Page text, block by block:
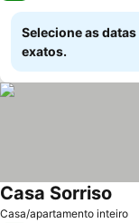
Selecione as
exatos.
Casa/apartamento inteiro
Casa Sorriso